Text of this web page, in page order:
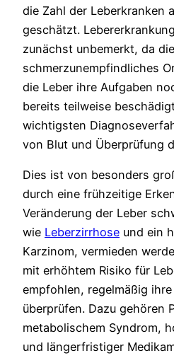
die Zahl der Leberkranken
geschätzt.
zunächst unbemerkt, da
schmerzunempfindliches
die Leber ihre Aufgaben
bereits teilweise
wichtigsten
von Blut und Überprüfung
Dies ist von besonders
durch eine frühzeitige
Veränderung der Leber
wie Leberzirrhose und ein
Karzinom, vermieden
mit erhöhtem Risiko für
empfohlen, regelmäßig
überprüfen. Dazu gehören
metabolischem Syndrom,
und längerfristiger